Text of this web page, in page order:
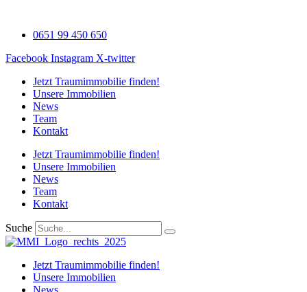
wechseln0651 99 450 650
Facebook Instagram X-twitter
Jetzt Traumimmobilie finden!​
Unsere Immobilien
News
Team
Kontakt
Jetzt Traumimmobilie finden!​
Unsere Immobilien
News
Team
Kontakt
Suche
Jetzt Traumimmobilie finden!​
Unsere Immobilien
News